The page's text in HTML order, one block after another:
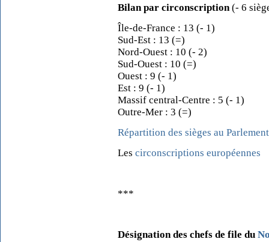
Bilan par circonscription(- 6
Île-de-France : 13 (- 1)
Sud-Est : 13 (=)
Nord-Ouest : 10 (- 2)
Sud-Ouest : 10 (=)
Ouest : 9 (- 1)
Est : 9 (- 1)
Massif central-Centre : 5 (- 1)
Outre-Mer : 3 (=)
Répartition des sièges au
Les circonscriptions européennes
***
Désignation des chefs de file du